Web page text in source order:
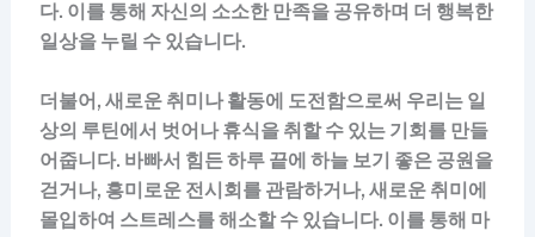
다. 이를 통해 자신의 소소한 만족을 공유하며 더 행복한
일상을 누릴 수 있습니다.
더불어, 새로운 취미나 활동에 도전함으로써 우리는 일
상의 루틴에서 벗어나 휴식을 취할 수 있는 기회를 만들
어줍니다. 바빠서 힘든 하루 끝에 하늘 보기 좋은 공원을
걷거나, 흥미로운 전시회를 관람하거나, 새로운 취미에
몰입하여 스트레스를 해소할 수 있습니다. 이를 통해 마